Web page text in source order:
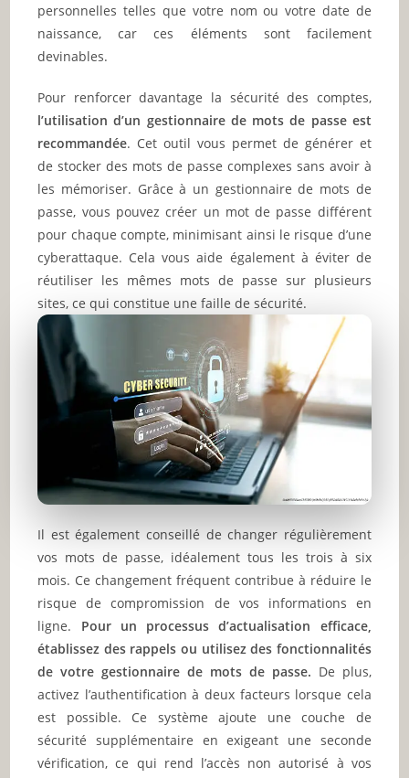
personnelles telles que votre nom ou votre date de
naissance, car ces éléments sont facilement
devinables.
Pour renforcer davantage la sécurité des comptes,
l’utilisation d’un gestionnaire de mots de passe est
recommandée. Cet outil vous permet de générer et
de stocker des mots de passe complexes sans avoir à
les mémoriser. Grâce à un gestionnaire de mots de
passe, vous pouvez créer un mot de passe différent
pour chaque compte, minimisant ainsi le risque d’une
cyberattaque. Cela vous aide également à éviter de
réutiliser les mêmes mots de passe sur plusieurs
sites, ce qui constitue une faille de sécurité.
Il est également conseillé de changer régulièrement
vos mots de passe, idéalement tous les trois à six
mois. Ce changement fréquent contribue à réduire le
risque de compromission de vos informations en
ligne. Pour un processus d’actualisation efficace,
établissez des rappels ou utilisez des fonctionnalités
de votre gestionnaire de mots de passe. De plus,
activez l’authentification à deux facteurs lorsque cela
est possible. Ce système ajoute une couche de
sécurité supplémentaire en exigeant une seconde
vérification, ce qui rend l’accès non autorisé à vos